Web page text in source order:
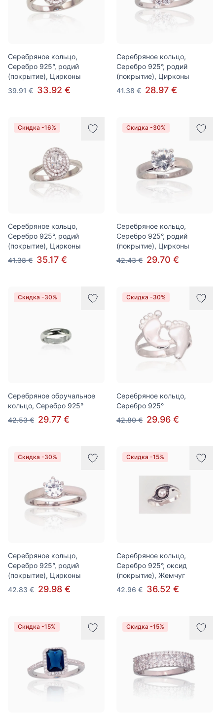
Серебряное кольцо,
Серебро 925°, родий
(покрытие), Цирконы
39.91 € 33.92 €
Серебряное кольцо,
Серебро 925°, родий
(покрытие), Цирконы
41.38 € 28.97 €
Скидка -16%
Серебряное кольцо,
Серебро 925°, родий
(покрытие), Цирконы
41.38 € 35.17 €
Скидка -30%
Серебряное кольцо,
Серебро 925°, родий
(покрытие), Цирконы
42.43 € 29.70 €
Скидка -30%
Серебряное обручальное
кольцо, Серебро 925°
42.53 € 29.77 €
Скидка -30%
Серебряное кольцо,
Серебро 925°
42.80 € 29.96 €
Скидка -30%
Серебряное кольцо,
Серебро 925°, родий
(покрытие), Цирконы
42.83 € 29.98 €
Скидка -15%
Серебряное кольцо,
Серебро 925°, оксид
(покрытие), Жемчуг
42.96 € 36.52 €
Скидка -15% Скидка -15%